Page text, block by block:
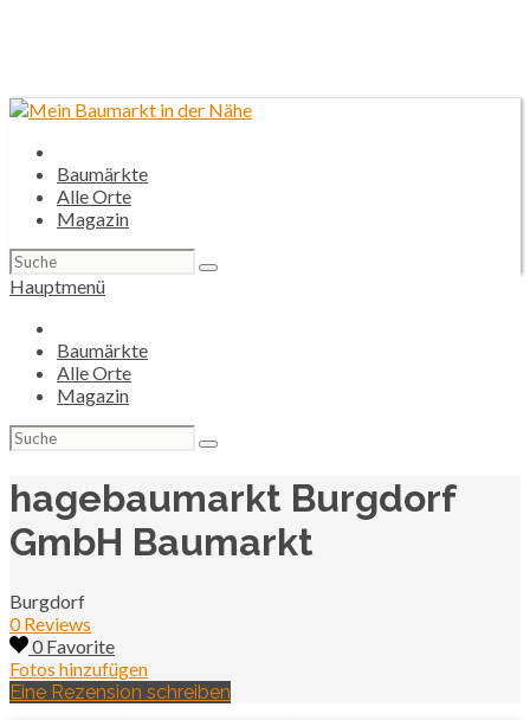
Baumärkte
Alle Orte
Magazin
Suchen
nach:
Hauptmenü
Baumärkte
Alle Orte
Magazin
Suchen
nach:
hagebaumarkt Burgdorf
GmbH Baumarkt
Burgdorf
0 Reviews
0 Favorite
Fotos hinzufügen
Eine Rezension schreiben